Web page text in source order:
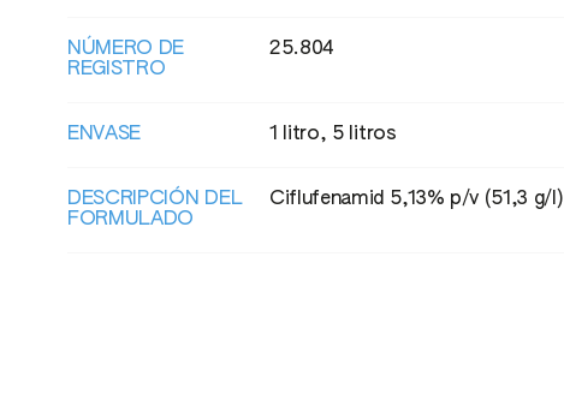
NÚMERO DE
REGISTRO
25.804
ENVASE 1 litro, 5 litros
DESCRIPCIÓN DEL
FORMULADO
Ciflufenamid 5,13% p/v (51,3 g/l)
ADVERTENCIAS